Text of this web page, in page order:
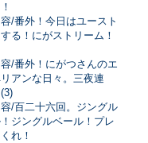
/番外！今日はユースト
る！にがストリーム！
/番外！にがつさんのエ
アンな日々。三夜連
/百二十六回。ジングル
ジングルベール！プレ
れ！